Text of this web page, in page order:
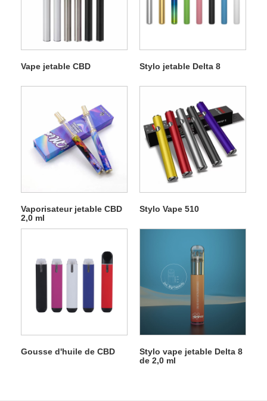
Vape jetable CBD Stylo jetable Delta 8
Vaporisateur jetable CBD
2,0 ml
Stylo Vape 510
Gousse d'huile de CBD
Stylo vape jetable Delta 8
de 2,0 ml